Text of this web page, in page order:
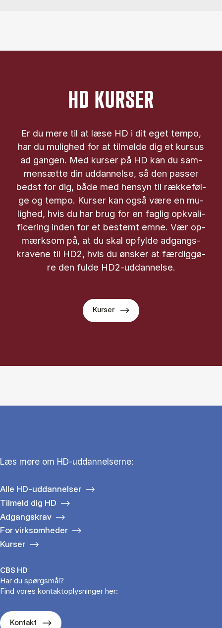
HD KURSER
Er du mere til at læse HD i dit eget tem­po,
har du mu­lig­hed for at til­mel­de dig et kur­sus
ad gan­gen. Med kur­ser på HD kan du sam­
men­sæt­te din ud­dan­nel­se, så den pas­ser
bedst for dig, både med hen­syn til ræk­ke­føl­
ge og tem­po. Kur­ser kan også være en mu­
lig­hed, hvis du har brug for en fag­lig opkva­li­
fi­ce­ring in­den for et be­stemt emne. Vær op­
mærk­som på, at du skal op­fyl­de ad­gangs­
kra­ve­ne til HD2, hvis du øn­sker at fær­dig­gø­
re den ful­de HD2-ud­dan­nel­se.
Kurser
Læs mere om HD-uddannelserne:
Alle HD-uddannelser
Tilmeld dig HD
Adgangskrav
For virksomheder
Kurser
CBS HD
Har du spørgsmål?
Find vores kontaktoplysninger her:
Kontakt